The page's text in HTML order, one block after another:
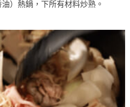
）熱鍋，下所有材料炒熟。